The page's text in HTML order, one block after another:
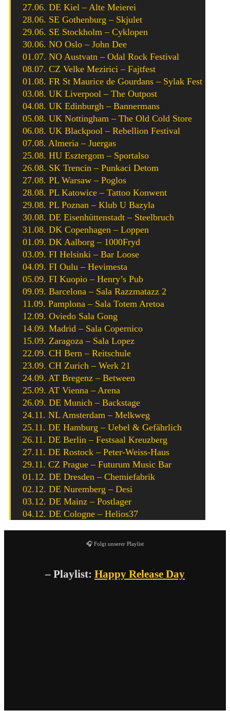
27.06. DE Kiel – Alte Meierei
28.06. SE Gothenburg – Skjulet
29.06. SE Stockholm – Cyklopen
30.06. NO Oslo – John Dee
01.07. NO Austvatn – Odal Rock Festival
08.07. CZ Velke Mezirici – Fajtfest
01.08. FR St Maurice de Gourdans – Sylak Fest
03.08. UK Liverpool – The Outpost
04.08. UK Edinburgh – Bannermans
05.08. UK Nottingham – The Old Cold Store
06.08. UK Blackpool – Rebellion Festival
07.08. Almeria – Juergas
25.08. HU Esztergom – Sportalso
26.08. SK Trencin – Punkaci Detom
27.08. PL Warsaw – Poglos
28.08. PL Katowice – Tattoo Konwent
29.08. PL Poznan – Klub U Bazyla
30.08. DE Eisenhüttenstadt – Steelbruch
31.08. DK Copenhagen – Loppen
01.09. DK Aalborg – 1000Fryd
03.09. FI Helsinki – Bar Loose
04.09. FI Oulu – Hevimesta
05.09. FI Kuopio – Henry’s Pub
09.09. Barcelona – Sala Razzmatazz 2
11.09. Pamplona – Sala Totem Aretoa
12.09. Oviedo Sala Gong
14.09. Madrid – Sala Copernico
15.09. Zaragoza – Sala Lopez
22.09. CH Bern – Reitschule
23.09. CH Zurich – Werk 21
24.09. AT Bregenz – Between
25.09. AT Vienna – Arena
26.09. DE Munich – Backstage
24.11. NL Amsterdam – Melkweg
25.11. DE Hamburg – Uebel & Gefährlich
26.11. DE Berlin – Festsaal Kreuzberg
27.11. DE Rostock – Peter-Weiss-Haus
29.11. CZ Prague – Futurum Music Bar
01.12. DE Dresden – Chemiefabrik
02.12. DE Nuremberg – Desi
03.12. DE Mainz – Postlager
04.12. DE Cologne – Helios37
🎧 Folgt unserer Playlist
– Playlist: Happy Release Day